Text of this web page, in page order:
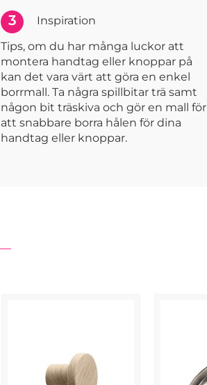
3
Inspiration
Tips, om du har många luckor att
montera handtag eller knoppar på
kan det vara värt att göra en enkel
borrmall. Ta några spillbitar trä samt
någon bit träskiva och gör en mall för
att snabbare borra hålen för dina
handtag eller knoppar.